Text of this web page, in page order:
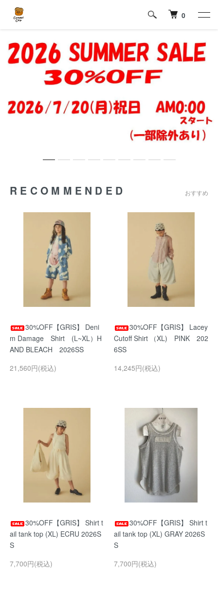
0
RECOMMENDED おすすめ
30%OFF【GRIS】 Deni
m Damage Shirt (L~XL）H
AND BLEACH 2026SS
21,560円(税込)
30%OFF【GRIS】 Lacey
Cutoff Shirt （XL) PINK 202
6SS
14,245円(税込)
30%OFF【GRIS】 Shirt t
ail tank top (XL) ECRU 2026S
S
7,700円(税込)
30%OFF【GRIS】 Shirt t
ail tank top (XL) GRAY 2026S
S
7,700円(税込)